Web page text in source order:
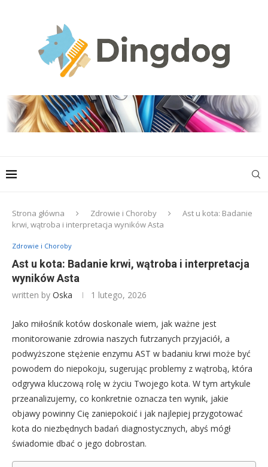
Strona główna Zdrowie i Choroby
Ast u kota: Badanie
krwi, wątroba i interpretacja wyników Asta
Zdrowie i Choroby
Ast u kota: Badanie krwi, wątroba i interpretacja
wyników Asta
written by Oska 1 lutego, 2026
Jako miłośnik kotów doskonale wiem, jak ważne jest
monitorowanie zdrowia naszych futrzanych przyjaciół, a
podwyższone stężenie enzymu AST w badaniu krwi może być
powodem do niepokoju, sugerując problemy z wątrobą, która
odgrywa kluczową rolę w życiu Twojego kota. W tym artykule
przeanalizujemy, co konkretnie oznacza ten wynik, jakie
objawy powinny Cię zaniepokoić i jak najlepiej przygotować
kota do niezbędnych badań diagnostycznych, abyś mógł
świadomie dbać o jego dobrostan.